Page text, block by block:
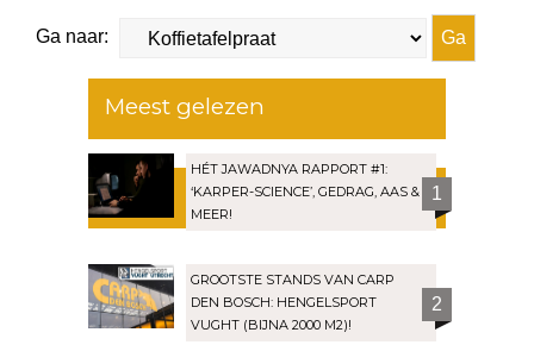
Ga naar:
Meest gelezen
HÉT JAWADNYA RAPPORT #1:
‘KARPER-SCIENCE’, GEDRAG, AAS &
MEER!
1
GROOTSTE STANDS VAN CARP
DEN BOSCH: HENGELSPORT
VUGHT (BIJNA 2000 M2)!
2